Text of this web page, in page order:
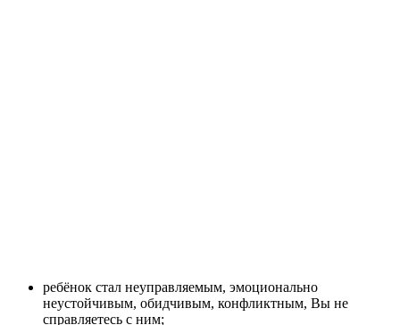
ребёнок стал неуправляемым, эмоционально
неустойчивым, обидчивым, конфликтным, Вы не
справляетесь с ним;